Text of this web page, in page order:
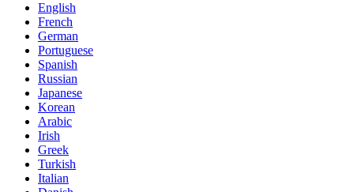
English
French
German
Portuguese
Spanish
Russian
Japanese
Korean
Arabic
Irish
Greek
Turkish
Italian